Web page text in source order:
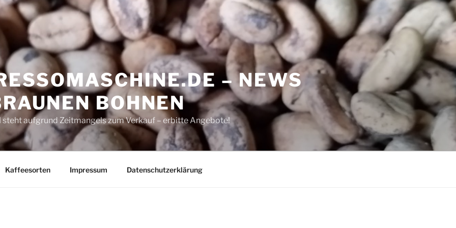
– NEWS
BOHNEN
aufgrund Zeitmangels zum Verkauf – erbitte Angebote!
Kaffeesorten Impressum Datenschutzerklärung